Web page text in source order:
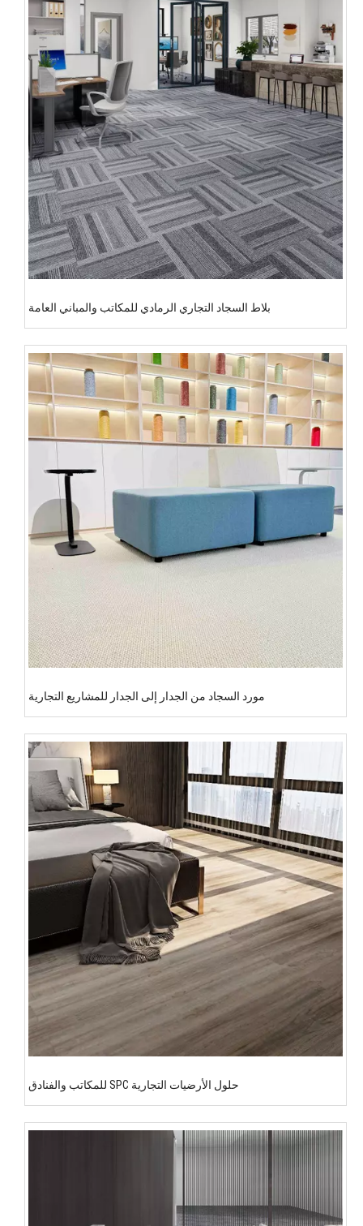
بلاط السجاد التجاري الرمادي للمكاتب والمباني العامة
مورد السجاد من الجدار إلى الجدار للمشاريع التجارية
حلول الأرضيات التجارية SPC للمكاتب والفنادق